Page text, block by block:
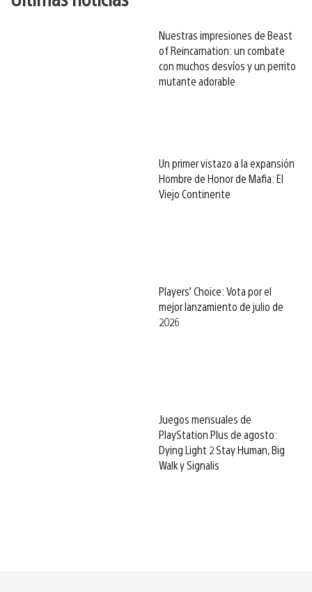
Nuestras impresiones de Beast
of Reincarnation: un combate
con muchos desvíos y un perrito
mutante adorable
Un primer vistazo a la expansión
Hombre de Honor de Mafia: El
Viejo Continente
Players’ Choice: Vota por el
mejor lanzamiento de julio de
2026
Juegos mensuales de
PlayStation Plus de agosto:
Dying Light 2 Stay Human, Big
Walk y Signalis